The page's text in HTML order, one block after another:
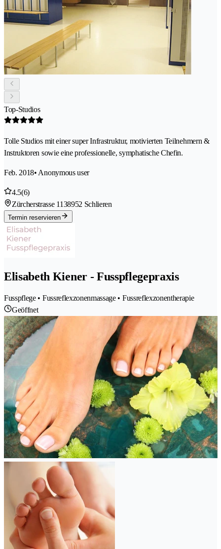
Top-Studios
Tolle Studios mit einer super Infrastruktur, motivierten Teilnehmern &
Instruktoren sowie eine professionelle, symphatische Chefin.
Feb. 2018• Anonymous user
4.5(6)
Zürcherstrasse 1138952 Schlieren
Termin reservieren
Elisabeth Kiener - Fusspflegepraxis
Fusspflege • Fussreflexzonenmassage • Fussreflexzonentherapie
Geöffnet